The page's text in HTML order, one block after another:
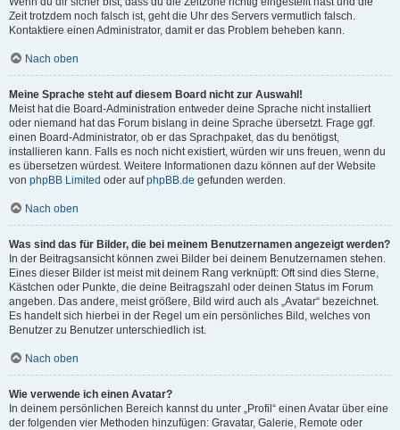
Zeit trotzdem noch falsch ist, geht die Uhr des Servers vermutlich falsch.
Kontaktiere einen Administrator, damit er das Problem beheben kann.
Nach oben
Meine Sprache steht auf diesem Board nicht zur Auswahl!
Meist hat die Board-Administration entweder deine Sprache nicht installiert
oder niemand hat das Forum bislang in deine Sprache übersetzt. Frage ggf.
einen Board-Administrator, ob er das Sprachpaket, das du benötigst,
installieren kann. Falls es noch nicht existiert, würden wir uns freuen, wenn du
es übersetzen würdest. Weitere Informationen dazu können auf der Website
von phpBB Limited oder aufphpBB.de gefunden werden.
Nach oben
Was sind das für Bilder, die bei meinem Benutzernamen angezeigt werden?
In der Beitragsansicht können zwei Bilder bei deinem Benutzernamen stehen.
Eines dieser Bilder ist meist mit deinem Rang verknüpft: Oft sind dies Sterne,
Kästchen oder Punkte, die deine Beitragszahl oder deinen Status im Forum
angeben. Das andere, meist größere, Bild wird auch als „Avatar“ bezeichnet.
Es handelt sich hierbei in der Regel um ein persönliches Bild, welches von
Benutzer zu Benutzer unterschiedlich ist.
Nach oben
Wie verwende ich einen Avatar?
In deinem persönlichen Bereich kannst du unter „Profil“ einen Avatar über eine
der folgenden vier Methoden hinzufügen: Gravatar, Galerie, Remote oder